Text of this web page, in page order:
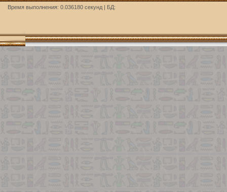
Время выполнения: 0.036180 секунд | БД: